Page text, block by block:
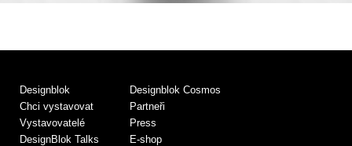
Designblok
Chci vystavovat
Vystavovatelé
DesignBlok Talks
Designblok Cosmos
Partneři
Press
E-shop